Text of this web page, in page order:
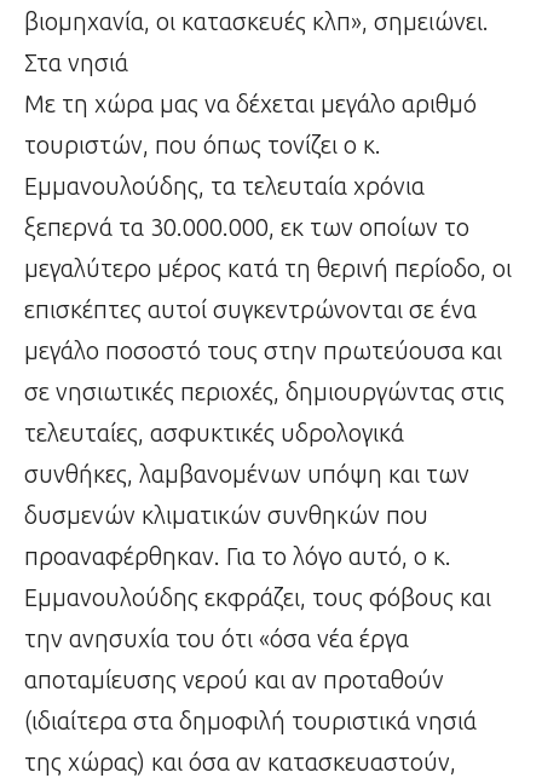
βιομηχανία, οι κατασκευές κλπ», σημειώνει.
Στα νησιά
Με τη χώρα μας να δέχεται μεγάλο αριθμό
τουριστών, που όπως τονίζει ο κ.
Εμμανουλούδης, τα τελευταία χρόνια
ξεπερνά τα 30.000.000, εκ των οποίων το
μεγαλύτερο μέρος κατά τη θερινή περίοδο, οι
επισκέπτες αυτοί συγκεντρώνονται σε ένα
μεγάλο ποσοστό τους στην πρωτεύουσα και
σε νησιωτικές περιοχές, δημιουργώντας στις
τελευταίες, ασφυκτικές υδρολογικά
συνθήκες, λαμβανομένων υπόψη και των
δυσμενών κλιματικών συνθηκών που
προαναφέρθηκαν. Για το λόγο αυτό, ο κ.
Εμμανουλούδης εκφράζει, τους φόβους και
την ανησυχία του ότι «όσα νέα έργα
αποταμίευσης νερού και αν προταθούν
(ιδιαίτερα στα δημοφιλή τουριστικά νησιά
της χώρας) και όσα αν κατασκευαστούν,